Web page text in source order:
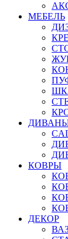
МЕБЕЛЬ
КОВРЫ
ДЕКОР